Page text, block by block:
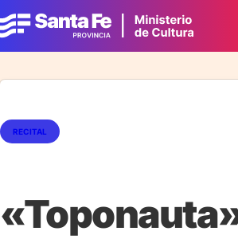
RECITAL